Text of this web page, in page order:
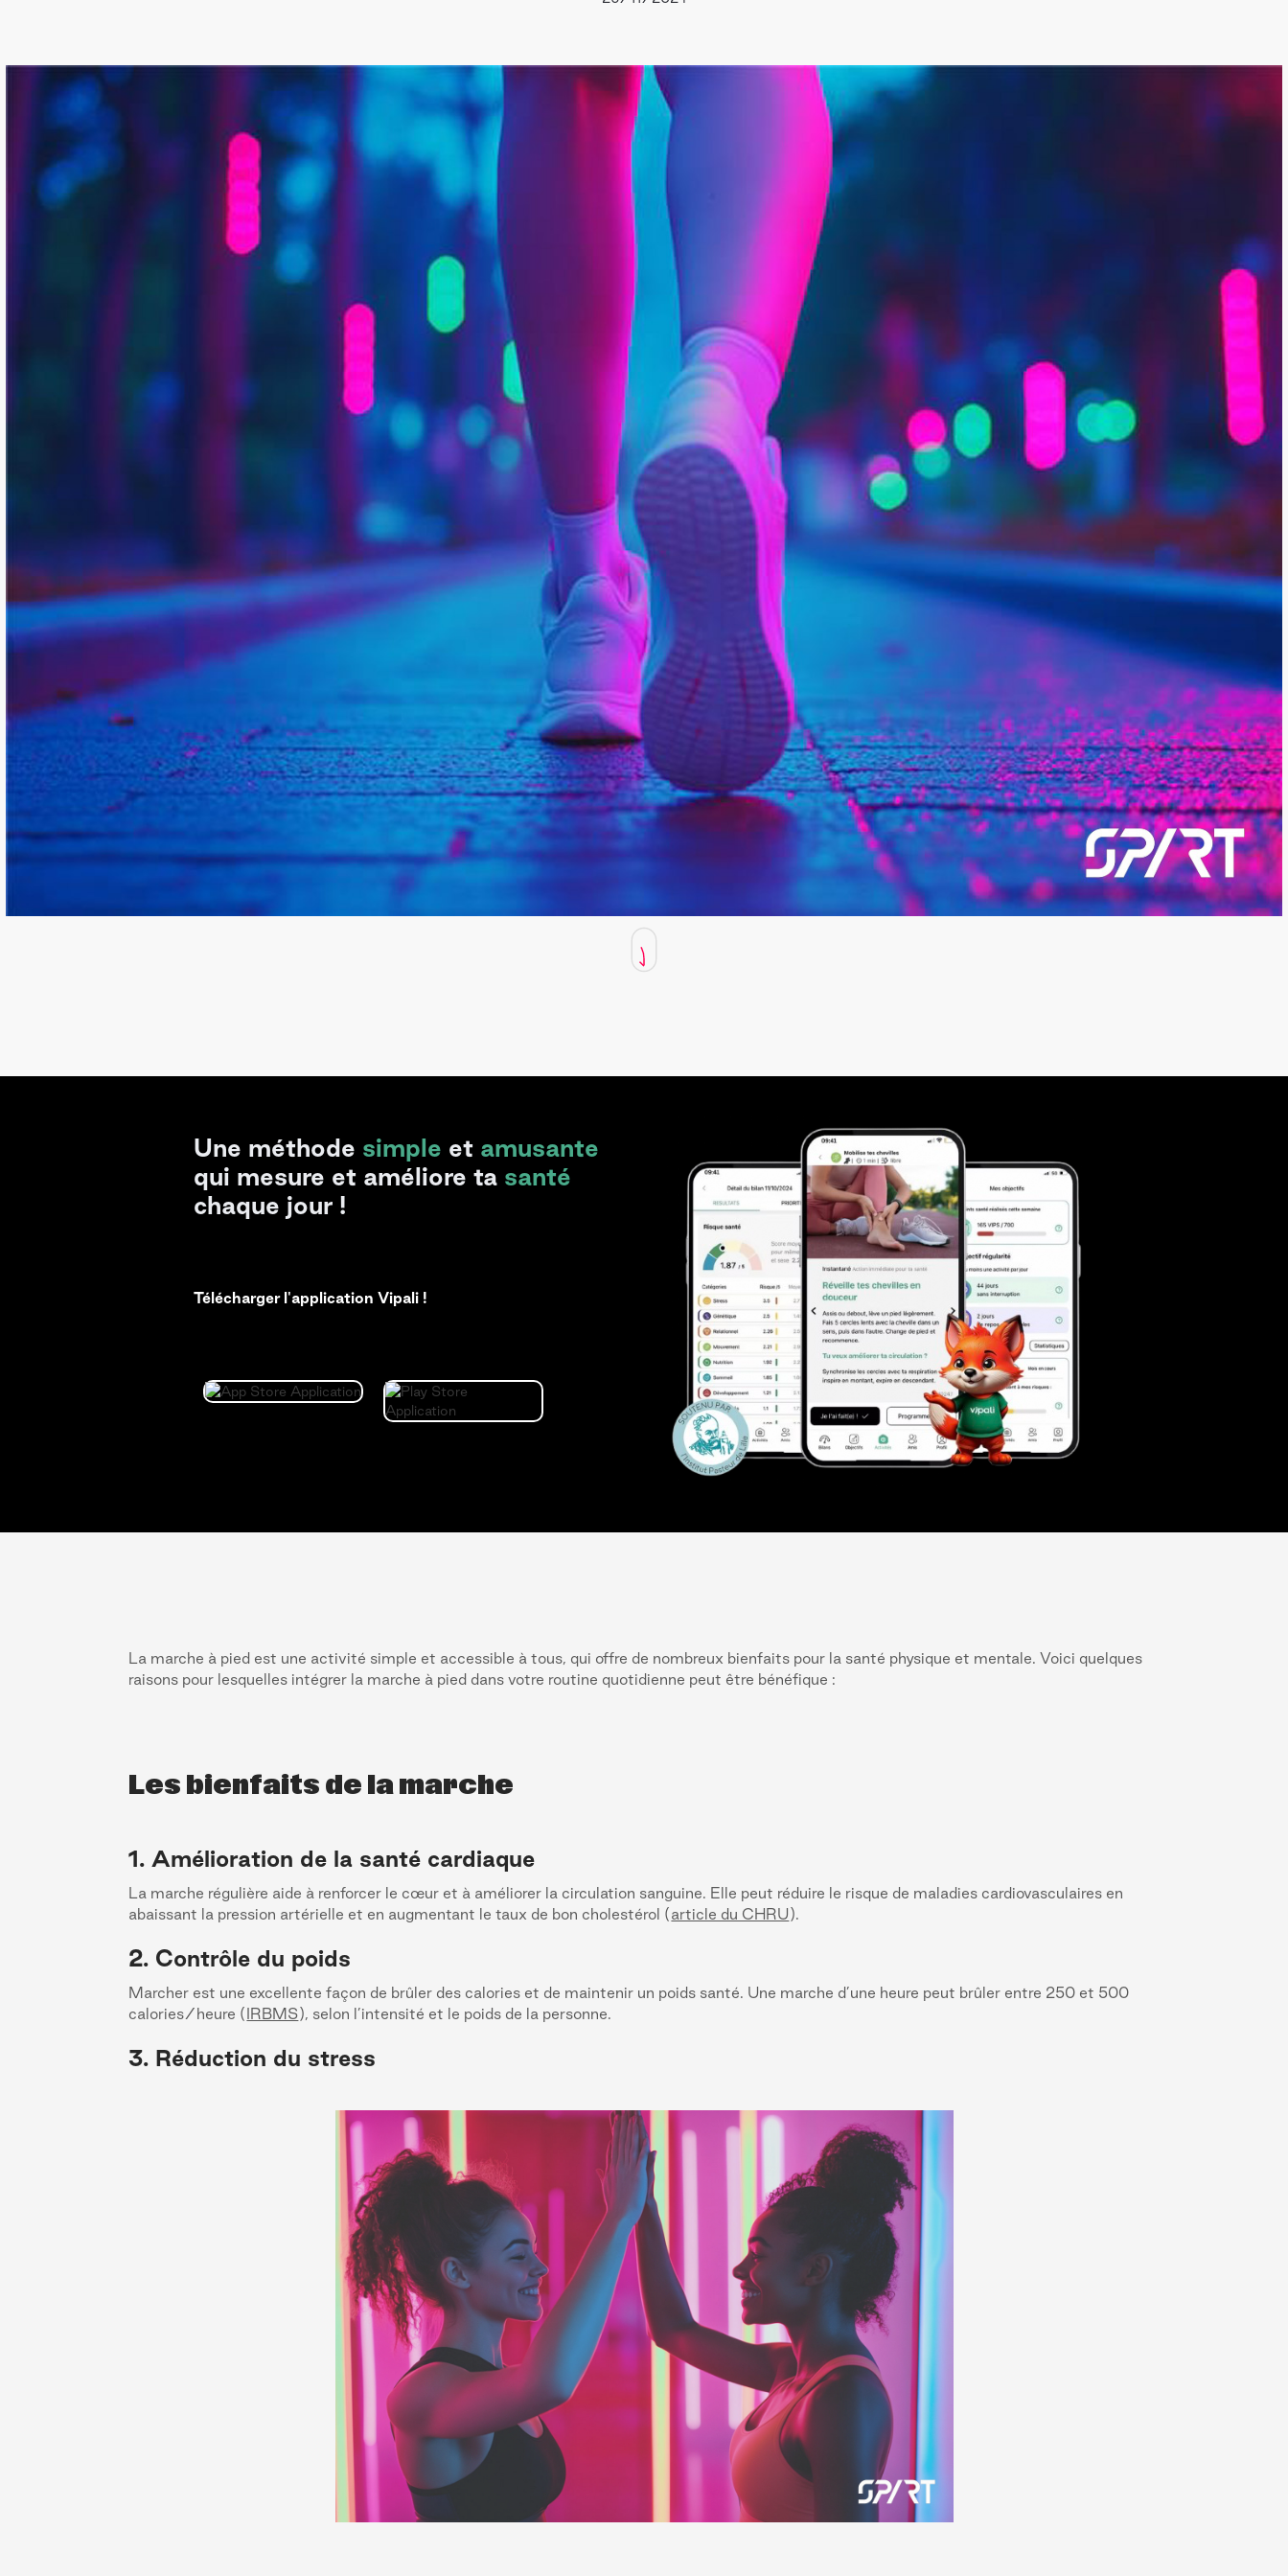
Une méthode simple et amusante
qui mesure et améliore ta santé
chaque jour !
Télécharger l'application Vipali !
La marche à pied est une activité simple et accessible à tous, qui offre de nombreux bienfaits pour la santé physique et mentale. Voici quelques
raisons pour lesquelles intégrer la marche à pied dans votre routine quotidienne peut être bénéfique :
Les bienfaits de la marche
1. Amélioration de la santé cardiaque
La marche régulière aide à renforcer le cœur et à améliorer la circulation sanguine. Elle peut réduire le risque de maladies cardiovasculaires en
abaissant la pression artérielle et en augmentant le taux de bon cholestérol (article du CHRU).
2. Contrôle du poids
Marcher est une excellente façon de brûler des calories et de maintenir un poids santé. Une marche d’une heure peut brûler entre 250 et 500
calories/heure (IRBMS), selon l’intensité et le poids de la personne.
3. Réduction du stress